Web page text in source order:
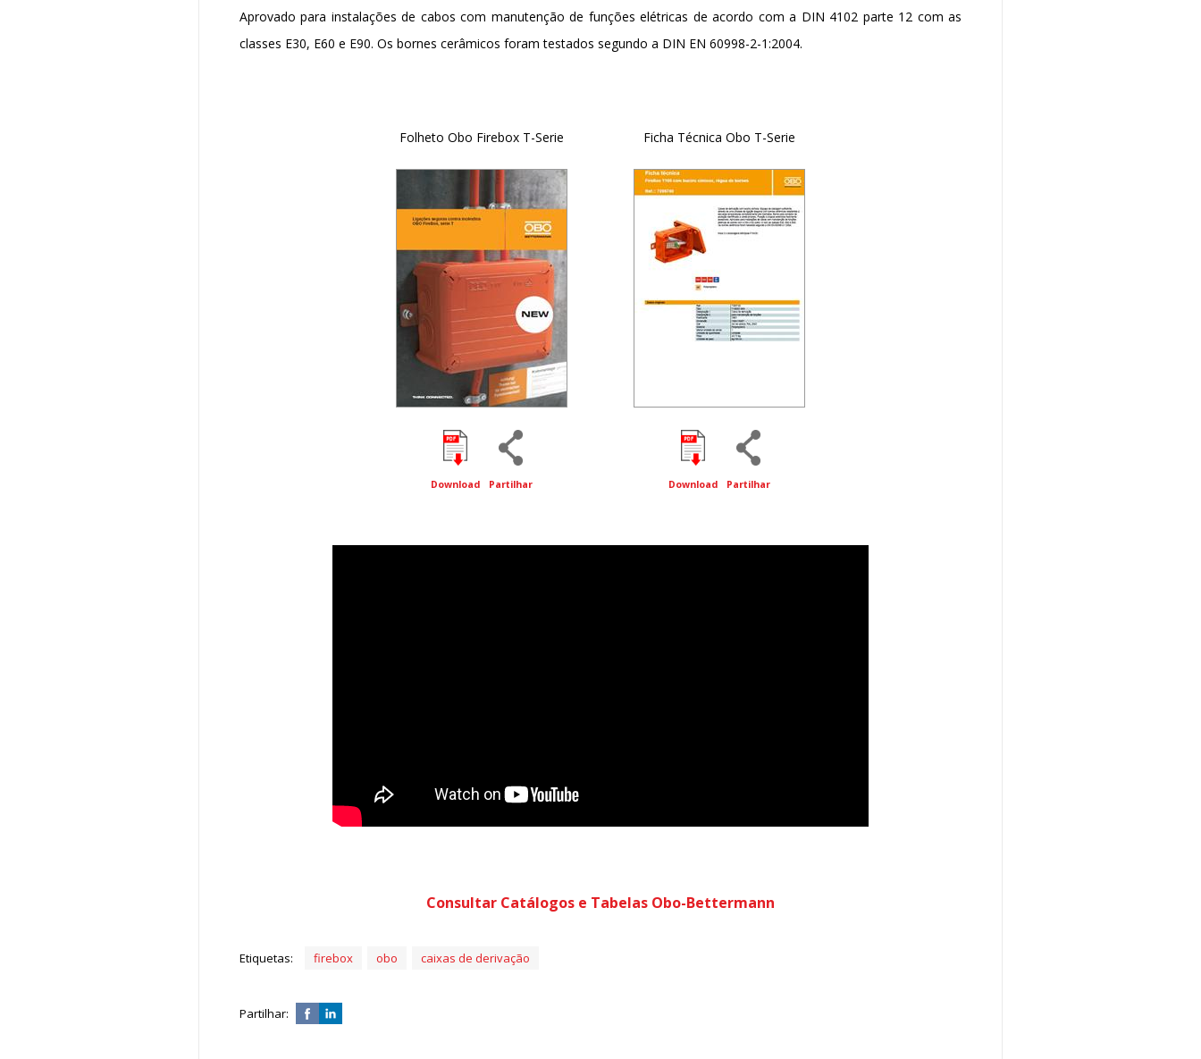
Aprovado para instalações de cabos com manutenção de funções elétricas de acordo com a DIN 4102 parte 12 com as
classes E30, E60 e E90. Os bornes cerâmicos foram testados segundo a DIN EN 60998-2-1:2004.
Folheto Obo Firebox T-Serie
Download Partilhar
Ficha Técnica Obo T-Serie
Download Partilhar
Consultar Catálogos e Tabelas Obo-Bettermann
Etiquetas: firebox obo caixas de derivação
Partilhar: